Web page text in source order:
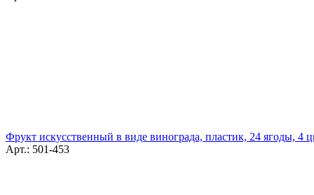
Фрукт искусственный в виде винограда, пластик, 24 ягоды, 4
Арт.: 501-453